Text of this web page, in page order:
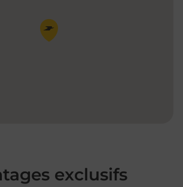
Pin de la carte
exclusifs